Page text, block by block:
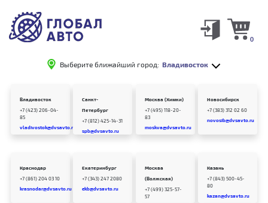
Выберите ближайший город: Владивосток
0
Владивосток
+7 (423) 206-04-
85
vladivostok@dvsavto.ru
Санкт-
Петербург
+7 (812) 425-14-31
spb@dvsavto.ru
Москва (Химки)
+7 (495) 118-20-
83
moskva@dvsavto.ru
Новосибирск
+7 (383) 312 02 60
novosib@dvsavto.ru
Краснодар
+7 (861) 204 03 10
krasnodar@dvsavto.ru
Екатеринбург
+7 (343) 247 2080
ekb@dvsavto.ru
Москва
(Волжская)
+7 (499) 325-57-
57
Казань
+7 (843) 500-45-
80
kazan@dvsavto.ru